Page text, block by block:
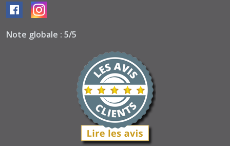
Note globale : 5/5